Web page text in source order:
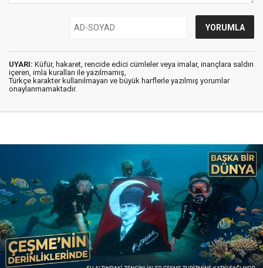
UYARI: Küfür, hakaret, rencide edici cümleler veya imalar, inançlara saldırı
içeren, imla kuralları ile yazılmamış,
Türkçe karakter kullanılmayan ve büyük harflerle yazılmış yorumlar
onaylanmamaktadır.